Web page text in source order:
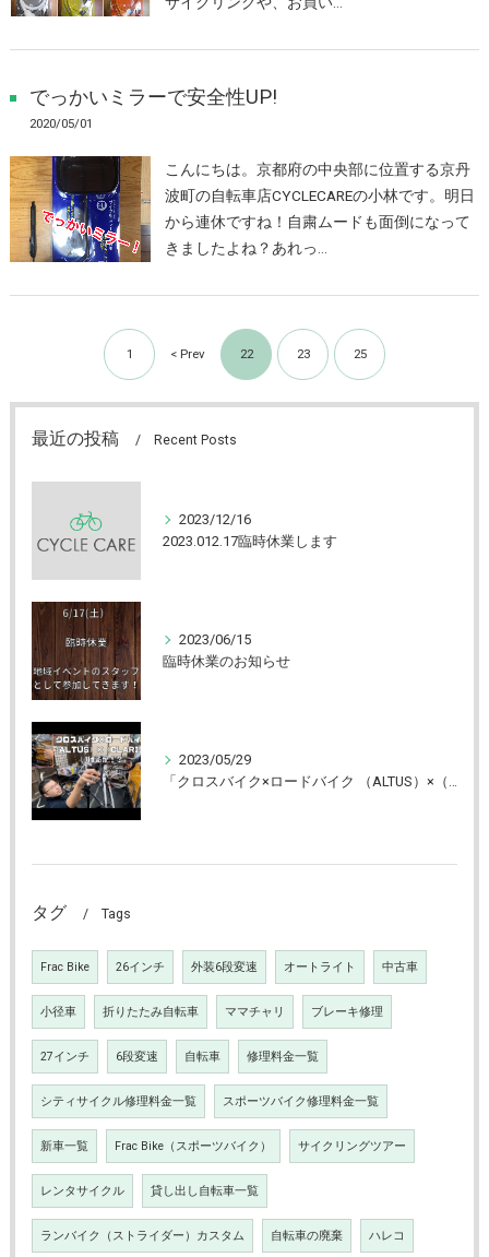
でっかいミラーで安全性UP!
2020/05/01
こんにちは。京都府の中央部に位置する京丹
波町の自転車店CYCLECAREの小林です。明日
から連休ですね！自粛ムードも面倒になって
きましたよね？あれっ…
1 < Prev 22 23 25
最近の投稿 Recent Posts
2023/12/16
2023.012.17臨時休業します
2023/06/15
臨時休業のお知らせ
2023/05/29
タグ Tags
Frac Bike 26インチ 外装6段変速 オートライト 中古車
小径車 折りたたみ自転車 ママチャリ ブレーキ修理
27インチ 6段変速 自転車 修理料金一覧
シティサイクル修理料金一覧 スポーツバイク修理料金一覧
新車一覧 Frac Bike（スポーツバイク） サイクリングツアー
レンタサイクル 貸し出し自転車一覧
ランバイク（ストライダー）カスタム 自転車の廃棄 ハレコ